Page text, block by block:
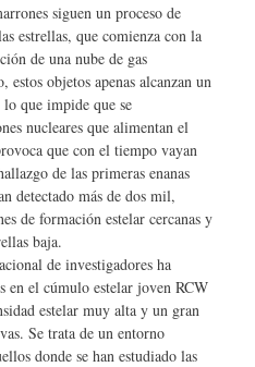
siguen un proceso de
estrellas, que comienza con la
de una nube de gas
estos objetos apenas alcanzan un
que impide que se
nucleares que alimentan el
que con el tiempo vayan
de las primeras enanas
detectado más de dos mil,
de formación estelar cercanas y
baja.
de investigadores ha
en el cúmulo estelar joven RCW
estelar muy alta y un gran
Se trata de un entorno
donde se han estudiado las